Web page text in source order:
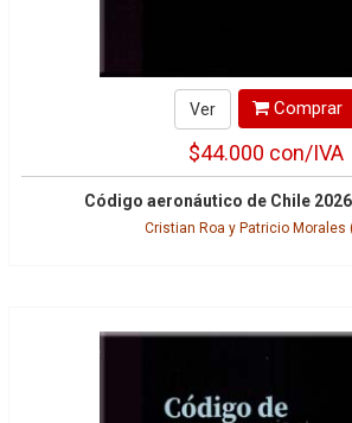
Ver Comprar
$44.000 con/IVA
Código aeronáutico de Chile
Cristian Roa y Patricio Morales